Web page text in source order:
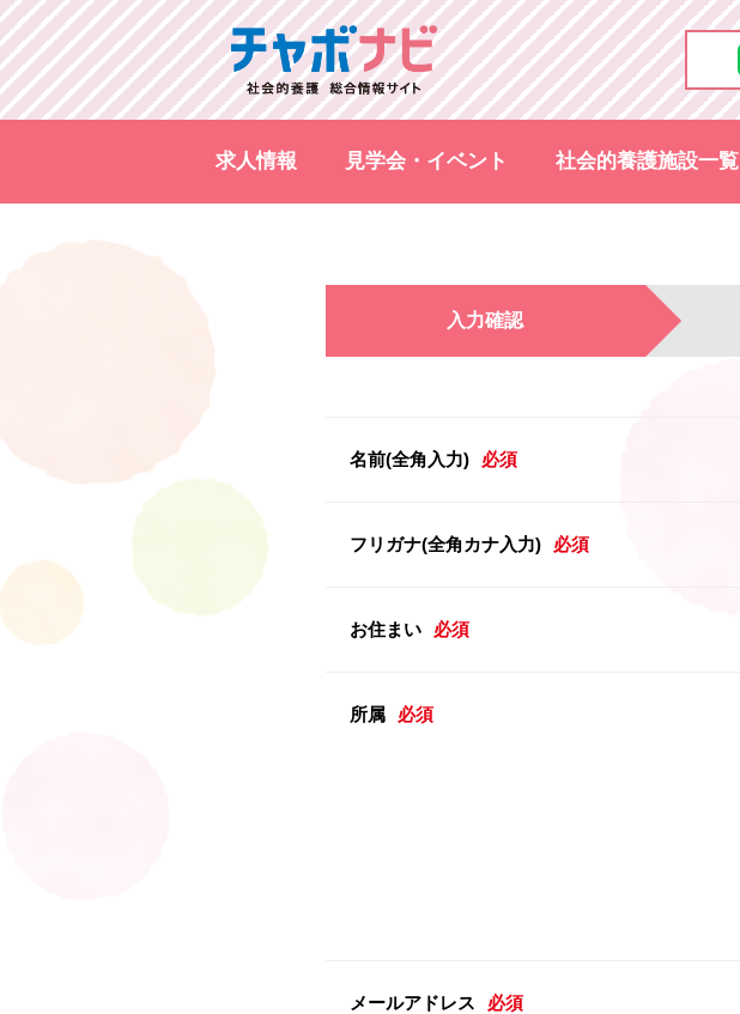
求人情報 見学会・イベント 社会的養護施設一覧
入力確認
名前(全角入力) 必須
フリガナ(全角カナ入力) 必須
お住まい 必須
所属 必須
メールアドレス 必須